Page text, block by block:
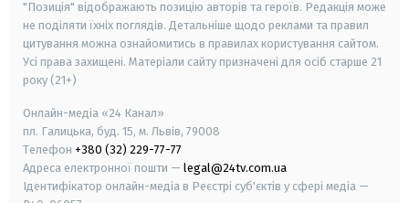
"Позиція" відображають позицію авторів та героїв. Редакція може
не поділяти їхніх поглядів. Детальніше щодо реклами та правил
цитування можна ознайомитись в правилах користування сайтом.
Усі права захищені. Матеріали сайту призначені для осіб старше 21
року (21+)
Онлайн-медіа «24 Канал»
пл. Галицька, буд. 15, м. Львів, 79008
Телефон +380 (32) 229-77-77
Адреса електронної пошти — legal@24tv.com.ua
Ідентифікатор онлайн-медіа в Реєстрі суб'єктів у сфері медіа —